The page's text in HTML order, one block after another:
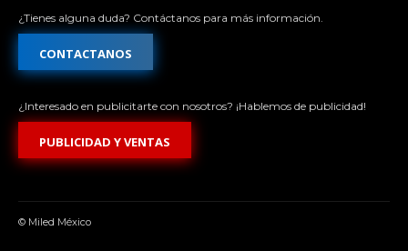
¿Tienes alguna duda? Contáctanos para más información.
CONTACTANOS
¿Interesado en publicitarte con nosotros? ¡Hablemos de publicidad!
PUBLICIDAD Y VENTAS
© Miled México